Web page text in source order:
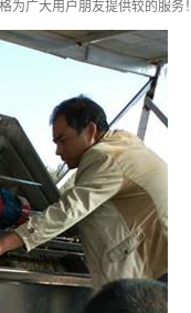
广大用户朋友提供较的服务！